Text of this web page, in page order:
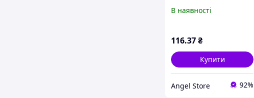
В наявності
116.37₴
Купити
Angel Store 92%